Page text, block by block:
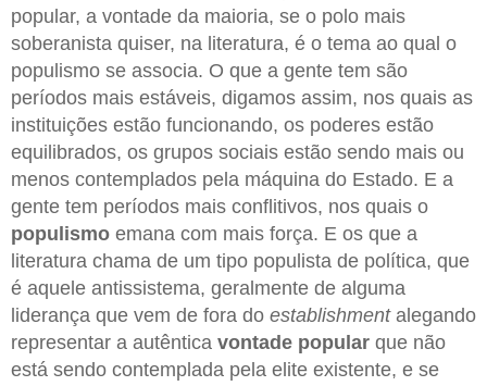
popular, a vontade da maioria, se o polo mais
soberanista quiser, na literatura, é o tema ao qual o
populismo se associa. O que a gente tem são
períodos mais estáveis, digamos assim, nos quais as
instituições estão funcionando, os poderes estão
equilibrados, os grupos sociais estão sendo mais ou
menos contemplados pela máquina do Estado. E a
gente tem períodos mais conflitivos, nos quais o
populismo emana com mais força. E os que a
literatura chama de um tipo populista de política, que
é aquele antissistema, geralmente de alguma
liderança que vem de fora do establishmentalegando
representar a autêntica vontade popular que não
está sendo contemplada pela elite existente, e se